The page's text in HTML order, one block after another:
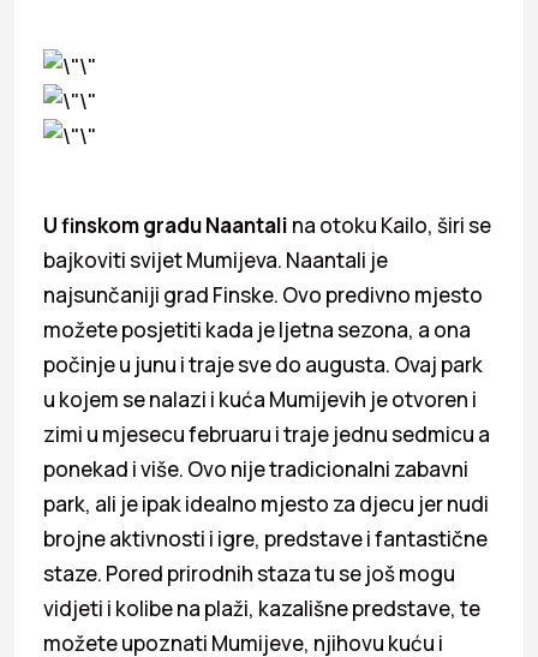
U finskom gradu Naantali na otoku Kailo, širi se
bajkoviti svijet Mumijeva. Naantali je
najsunčaniji grad Finske. Ovo predivno mjesto
možete posjetiti kada je ljetna sezona, a ona
počinje u junu i traje sve do augusta. Ovaj park
u kojem se nalazi i kuća Mumijevih je otvoren i
zimi u mjesecu februaru i traje jednu sedmicu a
ponekad i više. Ovo nije tradicionalni zabavni
park, ali je ipak idealno mjesto za djecu jer nudi
brojne aktivnosti i igre, predstave i fantastične
staze. Pored prirodnih staza tu se još mogu
vidjeti i kolibe na plaži, kazališne predstave, te
možete upoznati Mumijeve, njihovu kuću i